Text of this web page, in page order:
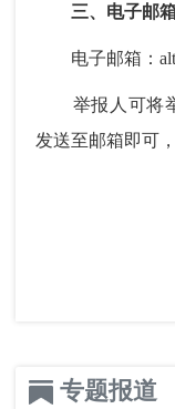
三、电子邮
电子邮箱：
举报人可将举
发送至邮箱即可
专题报道